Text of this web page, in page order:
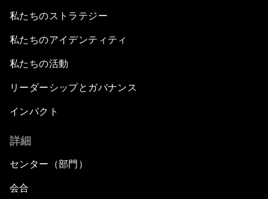
私たちのストラテジー
私たちのアイデンティティ
私たちの活動
リーダーシップとガバナンス
インパクト
詳細
センター（部門）
会合